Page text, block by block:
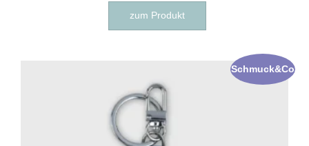
zum Produkt
Schmuck&Co